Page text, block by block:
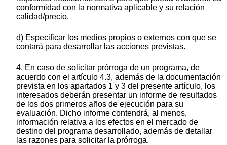
conformidad con la normativa aplicable y su relación
calidad/precio.
d) Especificar los medios propios o externos con que se
contará para desarrollar las acciones previstas.
4. En caso de solicitar prórroga de un programa, de
acuerdo con el artículo 4.3, además de la documentación
prevista en los apartados 1 y 3 del presente artículo, los
interesados deberán presentar un informe de resultados
de los dos primeros años de ejecución para su
evaluación. Dicho informe contendrá, al menos,
información relativa a los efectos en el mercado de
destino del programa desarrollado, además de detallar
las razones para solicitar la prórroga.